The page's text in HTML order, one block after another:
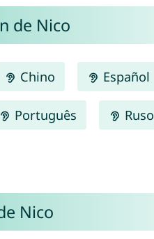
de Nico
Chino Español
Português Ruso
Nico